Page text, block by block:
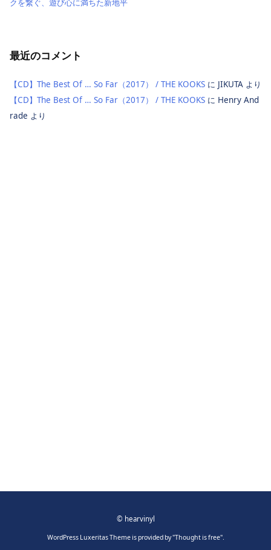
クを繋ぐ、遊び心に満ちた新地平
最近のコメント
【CD】The Best Of … So Far（2017） / THE KOOKS に JIKUTA より
【CD】The Best Of … So Far（2017） / THE KOOKS に Henry And
rade より
© hearvinyl
WordPress Luxeritas Theme is provided by "Thought is free".